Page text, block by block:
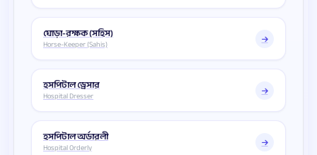
ঘোড়া-রক্ষক (সহিস)
Horse-Keeper (Sahis)
হসপিটাল ড্রেসার
Hospital Dresser
হসপিটাল অর্ডারলী
Hospital Orderly